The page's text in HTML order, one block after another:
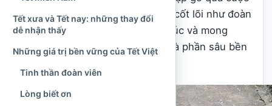
gọi video. Tuy vậy, những giá trị cốt lõi như đoàn
viên, hiếu kính, biết ơn, chúc phúc và mong
muốn một khởi đầu tốt đẹp vẫn là phần sâu bền
Tết xưa và Tết nay: những thay đổi
dễ nhận thấy
Những giá trị bền vững của Tết Việt
Tinh thần đoàn viên
Lòng biết ơn